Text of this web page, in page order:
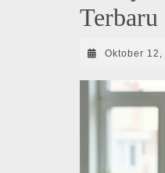
Terbaru
Oktober 12,